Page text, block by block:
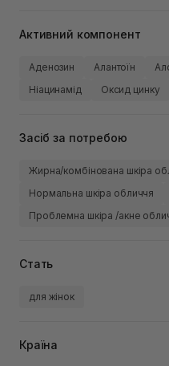
Активний компонент
Аденозин Алантоїн
Ніацинамід
Оксид цинку
Засіб за потребою
Жирна/комбінована шкіра
Нормальна шкіра обличчя
Проблемна шкіра /акне
Стать
для жінок
Країна